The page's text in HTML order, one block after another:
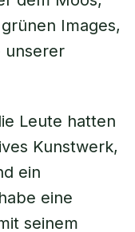
Images,
unserer
Leute hatten
Kunstwerk,
ein
eine
seinem